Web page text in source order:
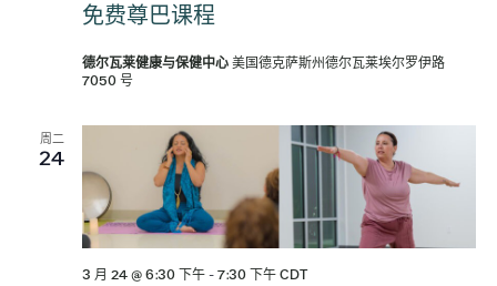
免费尊巴课程
德尔瓦莱健康与保健中心美国德克萨斯州德尔瓦莱埃尔罗伊路
7050 号
周二
24
3 月 24 @ 6:30 下午-7:30 下午 CDT